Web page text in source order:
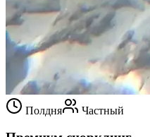
Полдня Частный